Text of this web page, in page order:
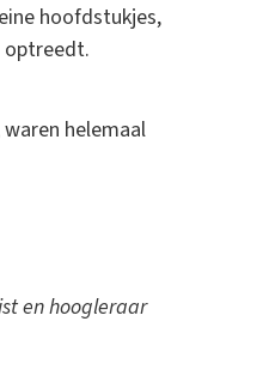
hoofdstukjes,
optreedt.
helemaal
en hoogleraar